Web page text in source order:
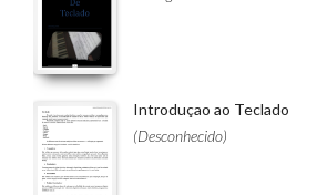
Introduçao ao Teclado
(Desconhecido)